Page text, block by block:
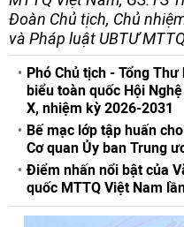
Đoàn Chủ tịch, Chủ
và Pháp luật UBTƯ
Phó Chủ tịch - Tổng
biểu toàn quốc Hội
X, nhiệm kỳ 2026-2031
Bế mạc lớp tập huấn
Cơ quan Ủy ban Trung
Điểm nhấn nổi bật của
quốc MTTQ Việt Nam